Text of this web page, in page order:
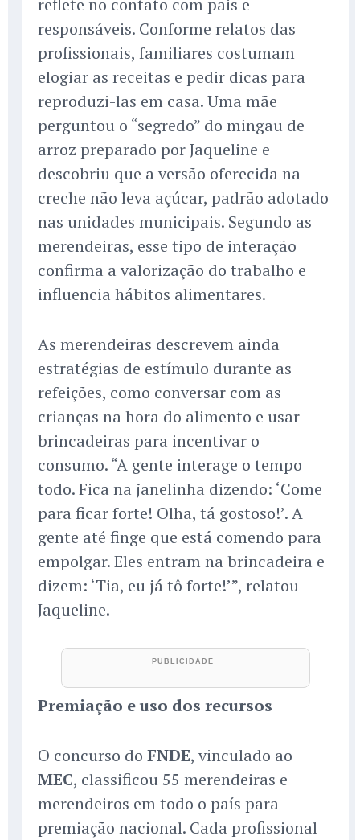
reflete no contato com pais e
responsáveis. Conforme relatos das
profissionais, familiares costumam
elogiar as receitas e pedir dicas para
reproduzi-las em casa. Uma mãe
perguntou o “segredo” do mingau de
arroz preparado por Jaqueline e
descobriu que a versão oferecida na
creche não leva açúcar, padrão adotado
nas unidades municipais. Segundo as
merendeiras, esse tipo de interação
confirma a valorização do trabalho e
influencia hábitos alimentares.
As merendeiras descrevem ainda
estratégias de estímulo durante as
refeições, como conversar com as
crianças na hora do alimento e usar
brincadeiras para incentivar o
consumo. “A gente interage o tempo
todo. Fica na janelinha dizendo: ‘Come
para ficar forte! Olha, tá gostoso!’. A
gente até finge que está comendo para
empolgar. Eles entram na brincadeira e
dizem: ‘Tia, eu já tô forte!’”, relatou
Jaqueline.
Premiação e uso dos recursos
O concurso do FNDE, vinculado ao
MEC, classificou 55 merendeiras e
merendeiros em todo o país para
premiação nacional. Cada profissional